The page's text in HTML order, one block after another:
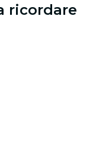
ricordare